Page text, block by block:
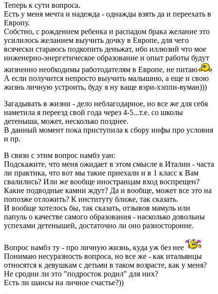
Теперь к сути вопроса.
Есть у меня мечта и надежда - однажды взять да и переехать в
Европу.
Собстно, с рождением ребенка и распадом брака желание это
усилилось желанием выучить дочку в Европе, для чего
всячески стараюсь подкопить деньжат, ибо иллюзий что мое
инженерно-энергетическое образование и опыт работы будут
жизненно необходимы работодателям в Европе, не питаю
А если получится непросто выучить малышню, а еще и свою
жизнь личную устроить, буду я ну ваще вэри-хэппи-вуман)))
Загадывать в жизни - дело неблагодарное, но все же для себя
наметила я переезд свой года через 4-5...т.е. со школы
детеныша, может, несколько позднее.
В данный момент пока приступила к сбору инфы про условия
и пр.
В связи с этим вопрос намбэ уан:
Подскажите, что меня ожидает в этом смысле в Италии - часта
ли практика, что вот мы такие приехали и в 1 класс к Вам
свалились? Или же вообще иностранцам вход воспрещен?
Какие подводные камни ждут? Да и вообще, может все это на
попозже отложить? К институту ближе, так сказать.
И вообще хотелось бы, так сказать, отзывов мамуль или
папуль о качестве самого образования - насколько довольны
успехами детенышей, достаточно ли оно разносторонне.
Вопрос намбэ ту - про личную жизнь, куда уж без нее
Понимаю несуразность вопроса, но все же - как итальянцы
относятся к девушкам с детьми в таком возрасте, как у меня?
Не сродни ли это "подросток родил" для них?
Есть ли шансы на личное счастье?))